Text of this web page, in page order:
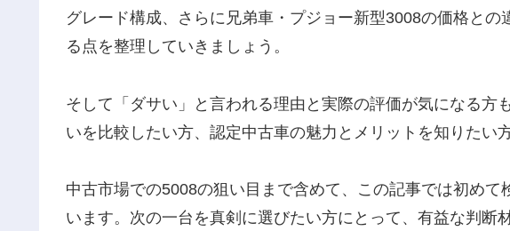
グレード構成、さらに兄弟車・プジョー新型3008の価格と
る点を整理していきましょう。
そして「ダサい」と言われる理由と実際の評価が気になる方
いを比較したい方、認定中古車の魅力とメリットを知りたい
中古市場での5008の狙い目まで含めて、この記事では初めて
います。次の一台を真剣に選びたい方にとって、有益な判断